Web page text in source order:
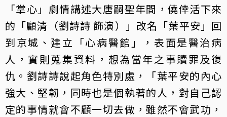
「掌心」劇情講述大唐嗣聖年間，僥倖活下來
的「顧清（劉詩詩 飾演）」改名「葉平安」回
到京城、建立「心病醫館」，表面是醫治病
人，實則蒐集資料，想為當年之事贖罪及復
仇。劉詩詩說起角色特別處，「葉平安的內心
強大、堅韌，同時也是個執著的人，對自己認
定的事情就會不顧一切去做，雖然不會武功，